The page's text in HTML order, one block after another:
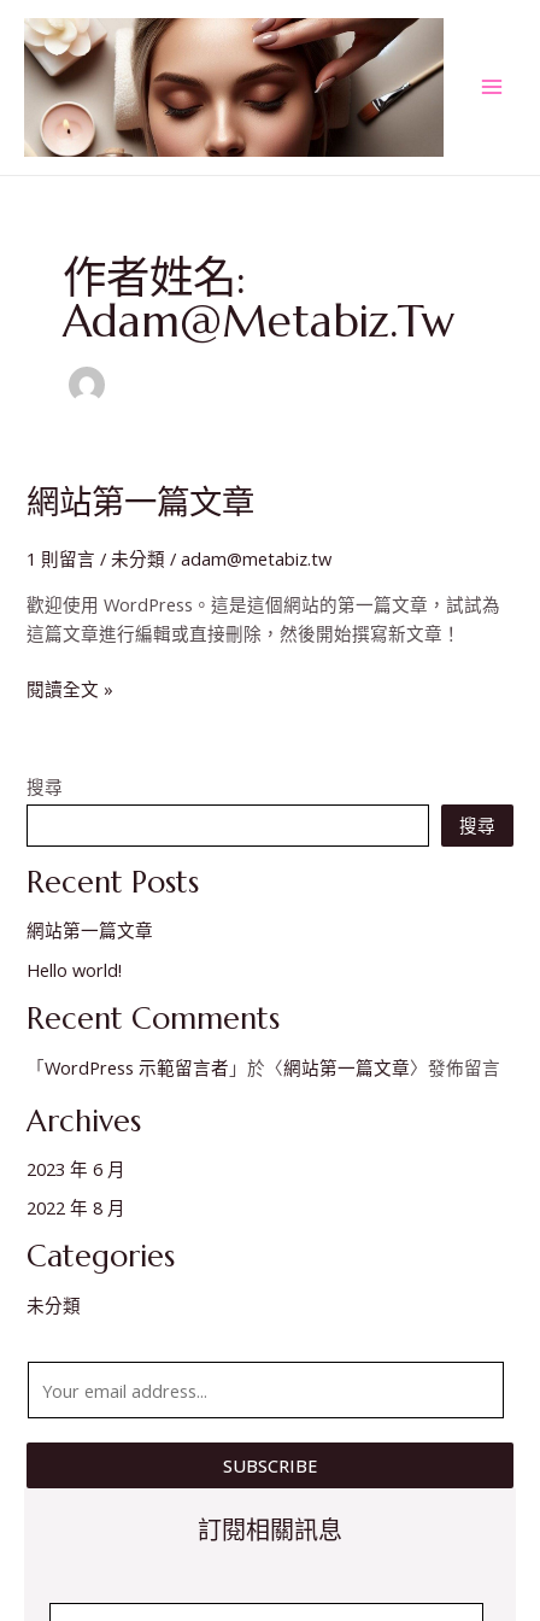
作者姓名:
Adam@metabiz.tw
網站第一篇文章
1 則留言 /未分類 /adam@metabiz.tw
歡迎使用 WordPress。這是這個網站的第一篇文章，試試為
這篇文章進行編輯或直接刪除，然後開始撰寫新文章！
網
站
第
篇
文
閱讀全文 »
搜尋
搜尋
Recent Posts
網站第一篇文章
Hello world!
Recent Comments
「WordPress 示範留言者 」於〈網站第一篇文章〉發佈留言
Archives
2023 年 6 月
2022 年 8 月
Categories
未分類
m
a
i
SUBSCRIBE
訂閱相關訊息